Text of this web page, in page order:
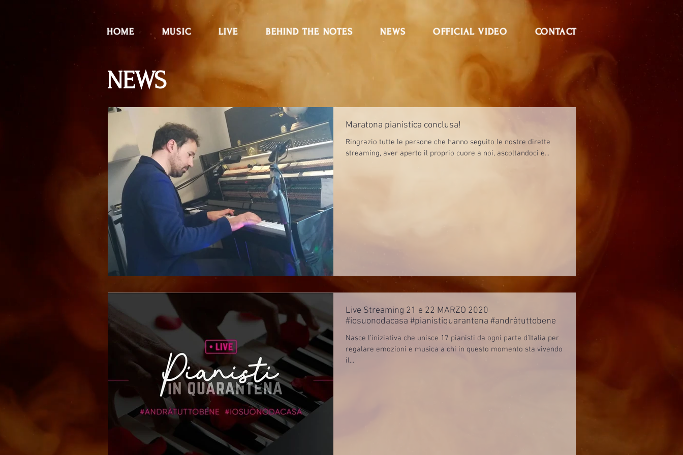
HOME MUSIC LIVE BEHIND THE NOTES NEWS OFFICIAL VIDEO CONTACT
NEWS
Maratona pianistica conclusa!
Ringrazio tutte le persone che hanno seguito le nostre dirette
streaming, aver aperto il proprio cuore a noi, ascoltandoci e...
Live Streaming 21 e 22 MARZO 2020
#iosuonodacasa #pianistiquarantena #andràtuttobene
Nasce l'iniziativa che unisce 17 pianisti da ogni parte d'Italia per
regalare emozioni e musica a chi in questo momento sta vivendo
il...